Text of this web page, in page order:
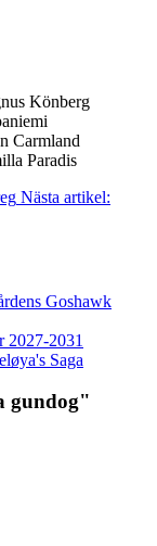
Könberg
Carmland
Paradis
Nästa artikel:
Goshawk
2027-2031
Saga
gundog"